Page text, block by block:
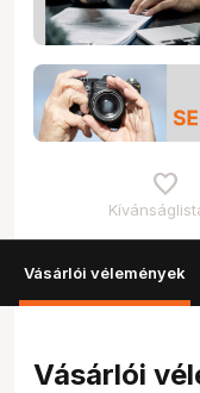
Vásárlói vélemények
Vásárlói